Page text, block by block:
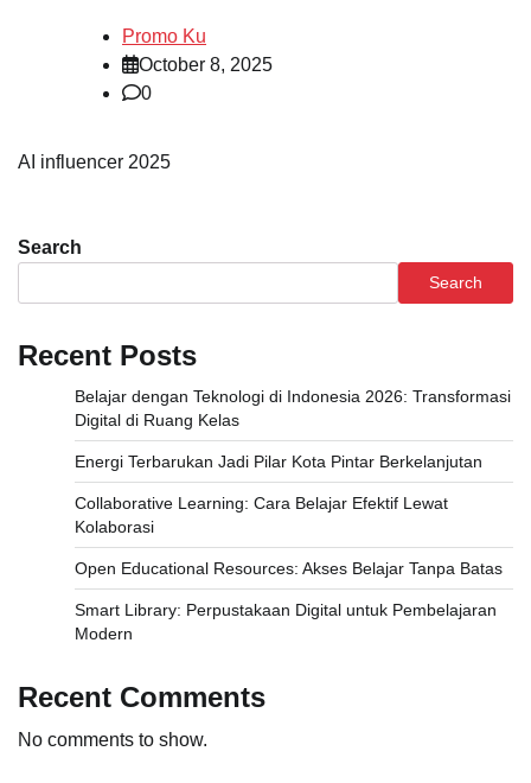
Promo Ku
October 8, 2025
0
AI influencer 2025
Search
Search
Recent Posts
Belajar dengan Teknologi di Indonesia 2026: Transformasi
Digital di Ruang Kelas
Energi Terbarukan Jadi Pilar Kota Pintar Berkelanjutan
Collaborative Learning: Cara Belajar Efektif Lewat
Kolaborasi
Open Educational Resources: Akses Belajar Tanpa Batas
Smart Library: Perpustakaan Digital untuk Pembelajaran
Modern
Recent Comments
No comments to show.